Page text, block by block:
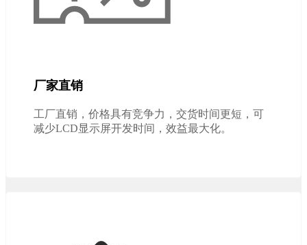
厂家直销
工厂直销，价格具有竞争力，交货时间更短，可
减少LCD显示屏开发时间，效益最大化。